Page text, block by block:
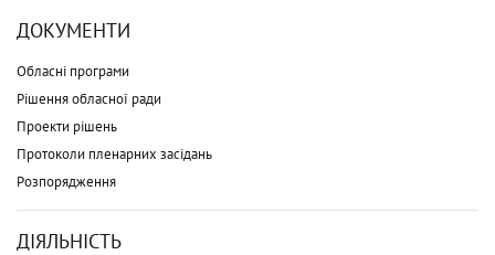
ДОКУМЕНТИ
Обласні програми
Рішення обласної ради
Проекти рішень
Протоколи пленарних засідань
Розпорядження
ДІЯЛЬНІСТЬ